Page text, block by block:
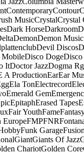
ContemporaryContour
MusicCrystalCrystal
Dark HorseDarkroom
DemonDemon
Devil Discos
MobileDisco DogeDisco
ItDoctor JazzDogma
A ProductionEarEar
Ela TonElectrecord
Emerald Gem
EpitaphErased Tapes
Fair YouthFame
EuropeFMPFNR
Funk GarageFusion
GiantGiants Of Jazz
ChariotGolden Core